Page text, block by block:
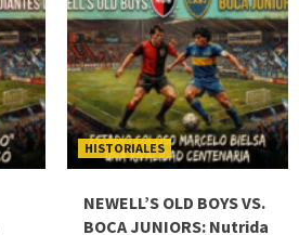
HISTORIALES
NEWELL’S OLD BOYS VS.
BOCA JUNIORS: Nutrida